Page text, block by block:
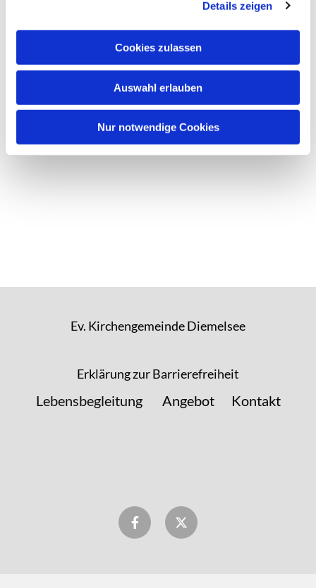
Details zeigen
Cookies zulassen
Auswahl erlauben
Nur notwendige Cookies
Ev. Kirchengemeinde Diemelsee
Erklärung zur Barrierefreiheit
Lebensbegleitung Angebot Kontakt